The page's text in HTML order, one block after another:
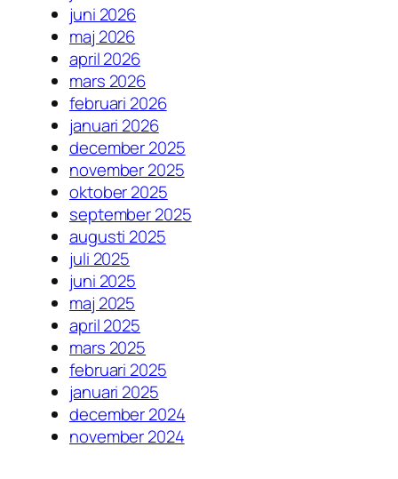
juni 2026
maj 2026
april 2026
mars 2026
februari 2026
januari 2026
december 2025
november 2025
oktober 2025
september 2025
augusti 2025
juli 2025
juni 2025
maj 2025
april 2025
mars 2025
februari 2025
januari 2025
december 2024
november 2024